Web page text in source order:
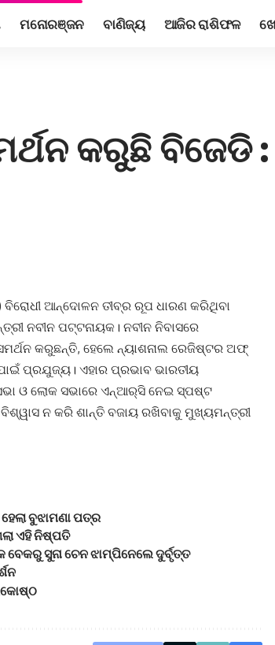
ମନୋରଞ୍ଜନ ବାଣିଜ୍ୟ ଆଜିର ରାଶିଫଳ
କରୁଛି ବିଜେଡି :
ଆନ୍ଦୋଳନ ତୀବ୍ର ରୂପ ଧାରଣ କରିଥିବା
ନବୀନ ପଟ୍ଟନାୟକ। ନବୀନ ନିବାସରେ
କରୁଛନ୍ତି, ହେଲେ ନ୍ୟାଶନାଲ ରେଜିଷ୍ଟର ଅଫ୍‌
ପ୍ରଯୁଜ୍ୟ। ଏହାର ପ୍ରଭାବ ଭାରତୀୟ
ଓ ଲୋକ ସଭାରେ ଏନ୍‌ଆର୍‌ସି ନେଇ ସ୍ପଷ୍ଟ
ନ କରି ଶାନ୍ତି ବଜାୟ ରଖିବାକୁ ମୁଖ୍ୟମନ୍ତ୍ରୀ
ବୁଝାମଣା ପତ୍ର
ଏହି ନିଷ୍ପତି
ସୁନା ଚେନ ଝାମ୍ପିନେଲେ ଦୁର୍ବୃତ୍ତ